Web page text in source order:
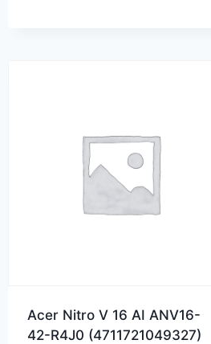
Acer Nitro V 16 AI ANV16-
42-R4J0 (4711721049327)